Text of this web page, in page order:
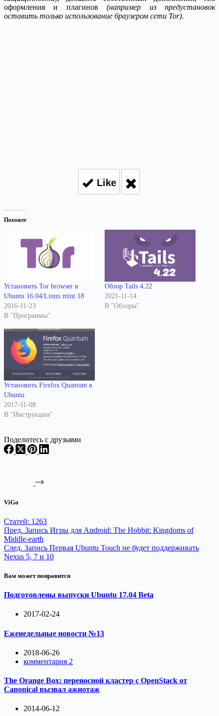
оформления и плагинов(например из предустановок
оставить только использование браузером сети Tor).
Like
Похожее
Установить Tor browser в
Ubuntu 16.04/Linux mint 18
2016-11-23
В "Программы"
Обзор Tails 4.22
2021-11-14
В "Обзоры"
Установить Firefox Quantum в
Ubuntu
2017-11-08
В "Инструкции"
Поделитесь с друзьями
ViGo
Статей: 1263
Пред. Запись Игры для Android: The Hobbit: Kingdoms of
Middle-earth
След. Запись Первая Ubuntu Touch не будет поддерживать
Nexus 5, 7 и 10
Вам может понравится
Подготовлены выпуски Ubuntu 17.04 Beta
2017-02-24
Еженедельные новости №13
2018-06-26
комментария 2
The Orange Box: переносной кластер с OpenStack от
Canonical вызвал ажиотаж
2014-06-12